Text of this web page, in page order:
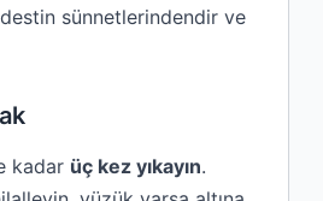
sünnetlerindendir ve
kadar üç kez yıkayın.